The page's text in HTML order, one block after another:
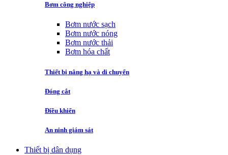
Bơm công nghiệp
Bơm nước sạch
Bơm nước nóng
Bơm nước thải
Bơm hóa chất
Thiết bị nâng hạ và di chuyển
Đóng cắt
Điều khiển
An ninh giám sát
Thiết bị dân dụng